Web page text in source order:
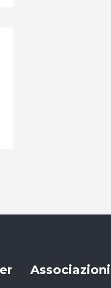
Associazioni